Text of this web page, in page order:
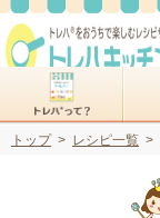
トップ> レシピ一覧 >